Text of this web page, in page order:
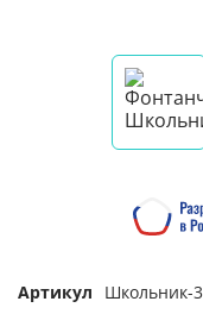
Артикул Школьник-3